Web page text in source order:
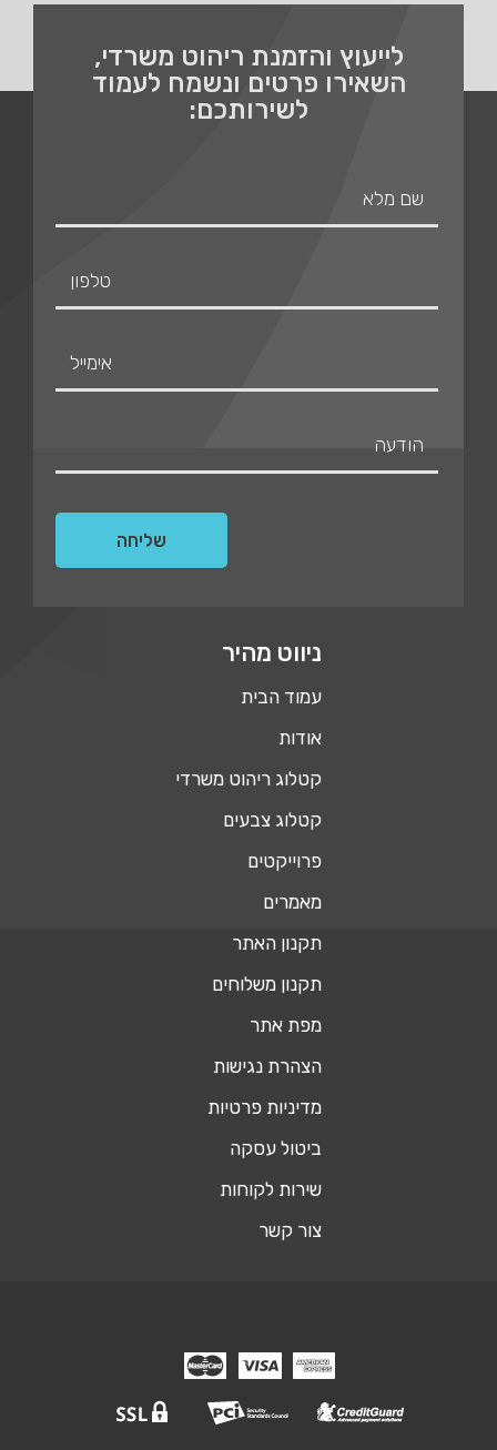
לייעוץ והזמנת ריהוט משרדי,
השאירו פרטים ונשמח לעמוד
לשירותכם:
ניווט מהיר
עמוד הבית
אודות
קטלוג ריהוט משרדי
קטלוג צבעים
פרוייקטים
מאמרים
תקנון האתר
תקנון משלוחים
מפת אתר
הצהרת נגישות
מדיניות פרטיות
ביטול עסקה
שירות לקוחות
צור קשר